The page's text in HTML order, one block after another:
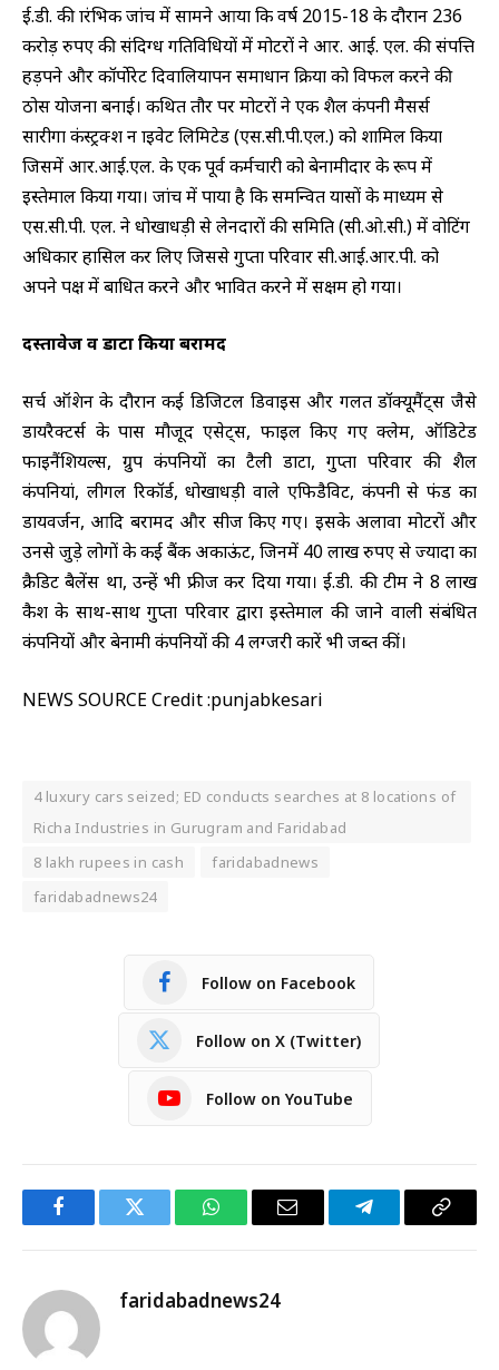
ई.डी. की प्रारंभिक जांच में सामने आया कि वर्ष 2015-18 के दौरान 236
करोड़ रुपए की संदिग्ध गतिविधियों में प्रमोटरों ने आर. आई. एल. की संपत्ति
हड़पने और कॉर्पोरेट दिवालियापन समाधान प्रक्रिया को विफल करने की
ठोस योजना बनाई। कथित तौर पर प्रमोटरों ने एक शैल कंपनी मैसर्स
सारीगा कंस्ट्रक्श न प्राइवेट लिमिटेड (एस.सी.पी.एल.) को शामिल किया
जिसमें आर.आई.एल. के एक पूर्व कर्मचारी को बेनामीदार के रूप में
इस्तेमाल किया गया। जांच में पाया है कि समन्वित प्रयासों के माध्यम से
एस.सी.पी. एल. ने धोखाधड़ी से लेनदारों की समिति (सी.ओ.सी.) में वोटिंग
अधिकार हासिल कर लिए जिससे गुप्ता परिवार सी.आई.आर.पी. को
अपने पक्ष में बाधित करने और प्रभावित करने में सक्षम हो गया।
दस्तावेज व डाटा किया बरामद
सर्च ऑप्रेशन के दौरान कई डिजिटल डिवाइस और गलत डॉक्यूमैंट्स जैसे
डायरैक्टर्स के पास मौजूद एसेट्स, फाइल किए गए क्लेम, ऑडिटेड
फाइनैंशियल्स, ग्रुप कंपनियों का टैली डाटा, गुप्ता परिवार की शैल
कंपनियां, लीगल रिकॉर्ड, धोखाधड़ी वाले एफिडैविट, कंपनी से फंड का
डायवर्जन, आदि बरामद और सीज किए गए। इसके अलावा प्रमोटरों और
उनसे जुड़े लोगों के कई बैंक अकाऊंट, जिनमें 40 लाख रुपए से ज्यादा का
क्रैडिट बैलेंस था, उन्हें भी फ्रीज कर दिया गया। ई.डी. की टीम ने 8 लाख
कैश के साथ-साथ गुप्ता परिवार द्वारा इस्तेमाल की जाने वाली संबंधित
कंपनियों और बेनामी कंपनियों की 4 लग्जरी कारें भी जब्त कीं।
NEWS SOURCE Credit :punjabkesari
4 luxury cars seized; ED conducts searches at 8 locations of
Richa Industries in Gurugram and Faridabad
8 lakh rupees in cash
faridabadnews
faridabadnews24
Follow on Facebook
Follow on X (Twitter)
Follow on YouTube
FacebookTwitter WhatsAppEmail TelegramCopy
faridabadnews24